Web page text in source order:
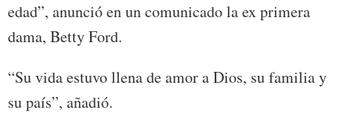
edad”, anunció en un comunicado la ex primera
dama, Betty Ford.
“Su vida estuvo llena de amor a Dios, su familia y
su país”, añadió.